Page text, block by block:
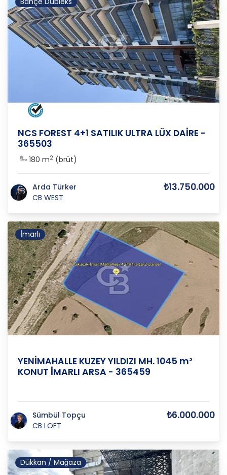
NCS FOREST 4+1 SATILIK ULTRA LÜX DAİRE -
365503
180 m2 (brüt)
Arda Türker
CB WEST
₺13.750.000
İmarlı
YENİMAHALLE KUZEY YILDIZI MH. 1045 m²
KONUT İMARLI ARSA - 365459
Sümbül Topçu
CB LOFT
₺6.000.000
Dükkan / Mağaza